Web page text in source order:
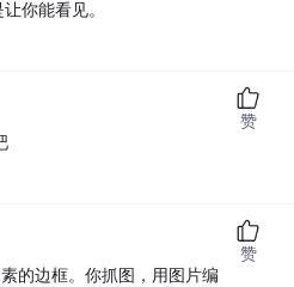
你能看见。
赞
的边框。你抓图，用图片编
赞